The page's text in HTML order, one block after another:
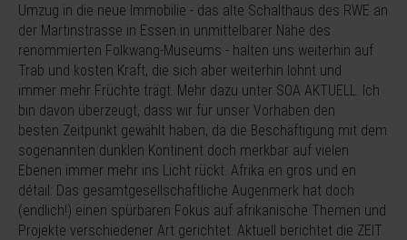
Umzug in die neue Immobilie - das alte Schalthaus des RWE an
der Martinstrasse in Essen in unmittelbarer Nähe des
renommierten Folkwang-Museums - halten uns weiterhin auf
Trab und kosten Kraft, die sich aber weiterhin lohnt und
immer mehr Früchte trägt. Mehr dazu unter SOA AKTUELL. Ich
bin davon überzeugt, dass wir für unser Vorhaben den
besten Zeitpunkt gewählt haben, da die Beschäftigung mit dem
sogenannten dunklen Kontinent doch merkbar auf vielen
Ebenen immer mehr ins Licht rückt. Afrika en gros und en
détail: Das gesamtgesellschaftliche Augenmerk hat doch
(endlich!) einen spürbaren Fokus auf afrikanische Themen und
Projekte verschiedener Art gerichtet. Aktuell berichtet die ZEIT